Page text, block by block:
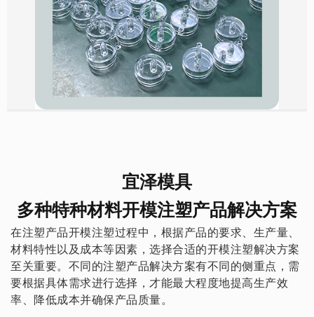
宜泽模具
多种特种材料开模注塑产品解决方案
在注塑产品开模注塑过程中，根据产品的要求、生产量、
材料特性以及成本等因素，选择合适的开模注塑解决方案
至关重要。不同的注塑产品解决方案有不同的侧重点，需
要根据具体需求进行选择，才能最大程度地提高生产效
率、降低成本并确保产品质量。